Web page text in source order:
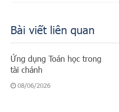
Bài viết liên quan
Ứng dụng Toán học trong
tài chánh
08/06/2026